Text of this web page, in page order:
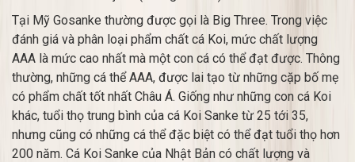
Tại Mỹ Gosanke thường được gọi là Big Three. Trong việc
đánh giá và phân loại phẩm chất cá Koi, mức chất lượng
AAA là mức cao nhất mà một con cá có thể đạt được. Thông
thường, những cá thể AAA, được lai tạo từ những cặp bố mẹ
có phẩm chất tốt nhất Châu Á. Giống như những con cá Koi
khác, tuổi thọ trung bình của cá Koi Sanke từ 25 tới 35,
nhưng cũng có những cá thể đặc biệt có thể đạt tuổi thọ hơn
200 năm. Cá Koi Sanke của Nhật Bản có chất lượng và